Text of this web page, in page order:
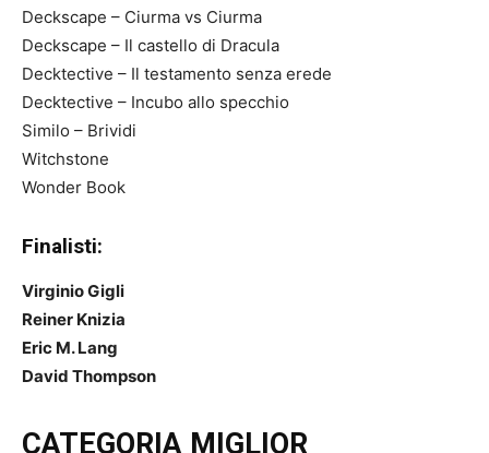
Deckscape – Ciurma vs Ciurma
Deckscape – Il castello di Dracula
Decktective – Il testamento senza erede
Decktective – Incubo allo specchio
Similo – Brividi
Witchstone
Wonder Book
Finalisti:
Virginio Gigli
Reiner Knizia
Eric M. Lang
David Thompson
CATEGORIA MIGLIOR